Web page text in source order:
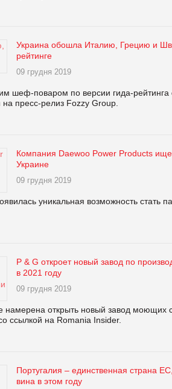
Украина обошла Италию, Грецию и
рейтинге
09 грудня 2019
шеф-поваром по версии гида-
пресс-релиз Fozzy Group.
Компания Daewoo Power Products
Украине
09 грудня 2019
уникальная возможность стать
P & G откроет новый завод по
в 2021 году
09 грудня 2019
открыть новый завод моющих
ссылкой на Romania Insider.
Португалия – единственная страна
вина в этом году